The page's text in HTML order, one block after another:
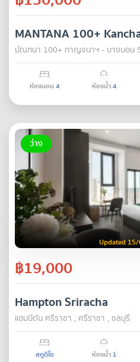
MANTANA 100+
มัณฑนา 100+ กาญจนาฯ - บางบอน
ห้องนอน 4 ห้องน้ำ4
ว่าง
Updated
฿19,000
Hampton Sriracha
แฮมป์ตัน ศรีราชา , ศรีราชา , ชลบุรี
สตูดิโอ ห้องน้ำ 1